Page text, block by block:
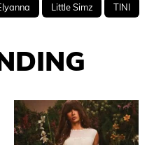
Little Simz TINI